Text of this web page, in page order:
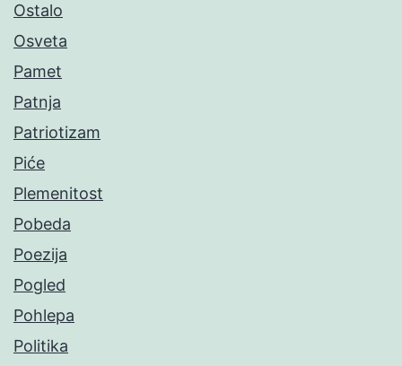
Ostalo
Osveta
Pamet
Patnja
Patriotizam
Piće
Plemenitost
Pobeda
Poezija
Pogled
Pohlepa
Politika